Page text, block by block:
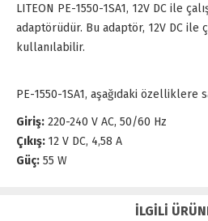
LITEON PE-1550-1SA1, 12V DC ile
adaptörüdür. Bu adaptör, 12V DC ile
kullanılabilir.
PE-1550-1SA1, aşağıdaki özelliklere
Giriş: 220-240 V AC, 50/60 Hz
Çıkış: 12 V DC, 4,58 A
Güç: 55 W
İLGİLİ